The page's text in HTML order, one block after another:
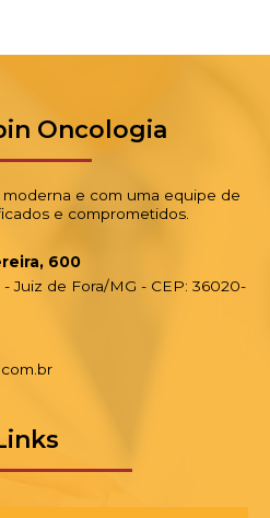
Oncologia
e com uma equipe de
e comprometidos.
600
- Juiz de Fora/MG - CEP: 36020-